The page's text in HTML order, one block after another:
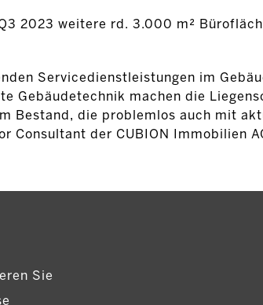
2023 weitere rd. 3.000 m²
Servicedienstleistungen im
Gebäudetechnik machen die
Bestand, die problemlos auch mit
Consultant der CUBION Immobilien
Sie